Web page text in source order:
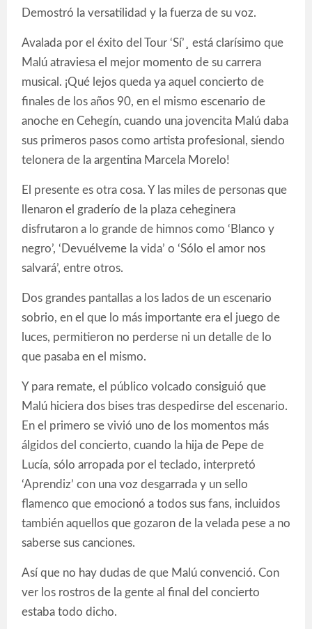
Demostró la versatilidad y la fuerza de su voz.
Avalada por el éxito del Tour ‘Sí’¸ está clarísimo que
Malú atraviesa el mejor momento de su carrera
musical. ¡Qué lejos queda ya aquel concierto de
finales de los años 90, en el mismo escenario de
anoche en Cehegín, cuando una jovencita Malú daba
sus primeros pasos como artista profesional, siendo
telonera de la argentina Marcela Morelo!
El presente es otra cosa. Y las miles de personas que
llenaron el graderío de la plaza ceheginera
disfrutaron a lo grande de himnos como ‘Blanco y
negro’, ‘Devuélveme la vida’ o ‘Sólo el amor nos
salvará’, entre otros.
Dos grandes pantallas a los lados de un escenario
sobrio, en el que lo más importante era el juego de
luces, permitieron no perderse ni un detalle de lo
que pasaba en el mismo.
Y para remate, el público volcado consiguió que
Malú hiciera dos bises tras despedirse del escenario.
En el primero se vivió uno de los momentos más
álgidos del concierto, cuando la hija de Pepe de
Lucía, sólo arropada por el teclado, interpretó
‘Aprendiz’ con una voz desgarrada y un sello
flamenco que emocionó a todos sus fans, incluidos
también aquellos que gozaron de la velada pese a no
saberse sus canciones.
Así que no hay dudas de que Malú convenció. Con
ver los rostros de la gente al final del concierto
estaba todo dicho.